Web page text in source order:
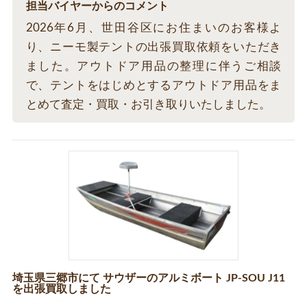
担当バイヤーからのコメント
2026年6月、世田谷区にお住まいのお客様よ
り、ニーモ製テントの出張買取依頼をいただき
ました。アウトドア用品の整理に伴うご相談
で、テントをはじめとするアウトドア用品をま
とめて査定・買取・お引き取りいたしました。
埼玉県三郷市にて サウザーのアルミボート JP-SOU J11
を出張買取しました